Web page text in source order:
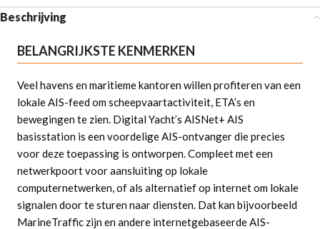
Beschrijving
BELANGRIJKSTE KENMERKEN
Veel havens en maritieme kantoren willen profiteren van een
lokale AIS-feed om scheepvaartactiviteit, ETA’s en
bewegingen te zien. Digital Yacht’s AISNet+ AIS
basisstation is een voordelige AIS-ontvanger die precies
voor deze toepassing is ontworpen. Compleet met een
netwerkpoort voor aansluiting op lokale
computernetwerken, of als alternatief op internet om lokale
signalen door te sturen naar diensten. Dat kan bijvoorbeeld
MarineTraffic zijn en andere internetgebaseerde AIS-